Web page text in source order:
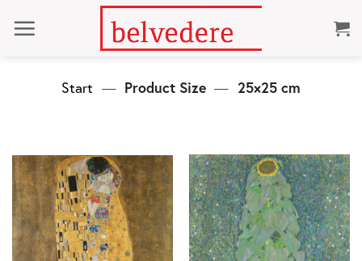
Inhalt
Start — Product Size — 25×25 cm